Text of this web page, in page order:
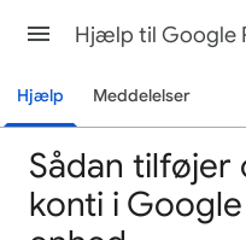
Hjælp til Google
Hjælp Meddelelser
Sådan
konti i